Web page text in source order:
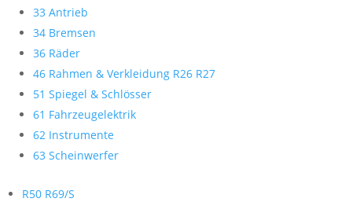
33 Antrieb
34 Bremsen
36 Räder
46 Rahmen & Verkleidung R26 R27
51 Spiegel & Schlösser
61 Fahrzeugelektrik
62 Instrumente
63 Scheinwerfer
R50 R69/S